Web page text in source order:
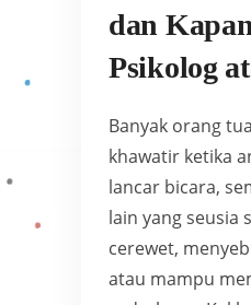
dan
Psikolog
Banyak orang
khawatir ketika
lancar bicara,
lain yang seusia
cerewet,
atau mampu